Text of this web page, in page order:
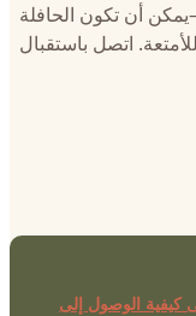
أن تكون الحافلة
اتصل باستقبال
كيفية الوصول إلى